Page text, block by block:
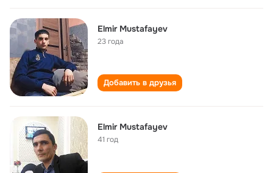
Elmir Mustafayev
23 года
Добавить в друзья
Elmir Mustafayev
41 год